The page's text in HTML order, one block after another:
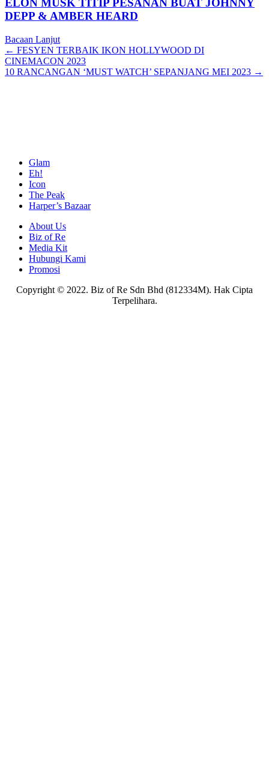
ELON MUSK TITIP PESANAN BUAT JOHNNY
DEPP & AMBER HEARD
Bacaan Lanjut
Posts
navigation
← FESYEN TERBAIK IKON HOLLYWOOD DI
CINEMACON 2023
10 RANCANGAN ‘MUST WATCH’ SEPANJANG MEI 2023 →
Glam
Eh!
Icon
The Peak
Harper’s Bazaar
About Us
Biz of Re
Media Kit
Hubungi Kami
Promosi
Copyright © 2022. Biz of Re Sdn Bhd (812334M). Hak Cipta
Terpelihara.